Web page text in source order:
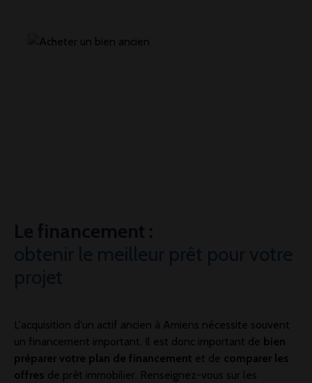
L'acquisition d'un actif ancien à Amiens nécessite souvent
un financement important. Il est donc important de bien
préparer votre plan de financement et de comparer les
offres de prêt immobilier. Renseignez-vous sur les